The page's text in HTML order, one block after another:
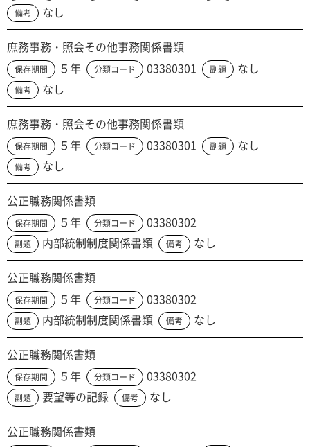
備考 なし
庶務事務・照会その他事務関係書類
保存期間 ５年 分類コード 03380301 副題 なし
備考 なし
庶務事務・照会その他事務関係書類
保存期間 ５年 分類コード 03380301 副題 なし
備考 なし
公正職務関係書類
保存期間 ５年 分類コード 03380302
副題 内部統制制度関係書類 備考 なし
公正職務関係書類
保存期間 ５年 分類コード 03380302
副題 内部統制制度関係書類 備考 なし
公正職務関係書類
保存期間 ５年 分類コード 03380302
副題 要望等の記録 備考 なし
公正職務関係書類